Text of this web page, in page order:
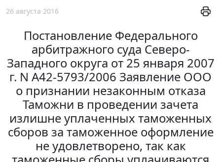
26 августа 2016
Постановление Федерального
арбитражного суда Северо-
Западного округа от 25 января 2007
г. N А42-5793/2006 Заявление ООО
о признании незаконным отказа
Таможни в проведении зачета
излишне уплаченных таможенных
сборов за таможенное оформление
не удовлетворено, так как